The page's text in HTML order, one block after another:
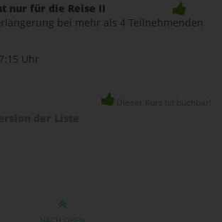
nur für die Reise II
bei mehr als 4 Teilnehmenden
Uhr